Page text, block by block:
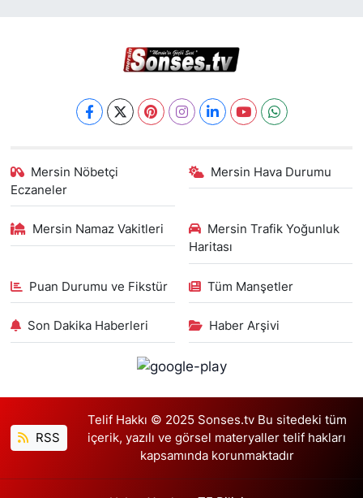
Mersin Nöbetçi
Eczaneler
Mersin Hava Durumu
Mersin Namaz Vakitleri
Mersin Trafik Yoğunluk
Haritası
Puan Durumu ve Fikstür Tüm Manşetler
Son Dakika Haberleri Haber Arşivi
RSS
Telif Hakkı © 2025 Sonses.tv Bu sitedeki tüm
içerik, yazılı ve görsel materyaller telif hakları
kapsamında korunmaktadır